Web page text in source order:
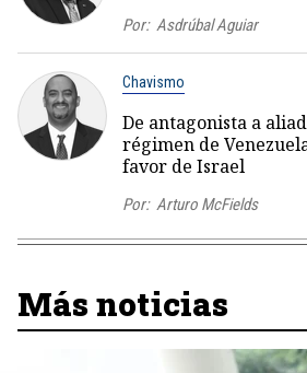
Por: Asdrúbal Aguiar
Chavismo
De antagonista a
régimen de
favor de Israel
Por: Arturo McFields
Más noticias